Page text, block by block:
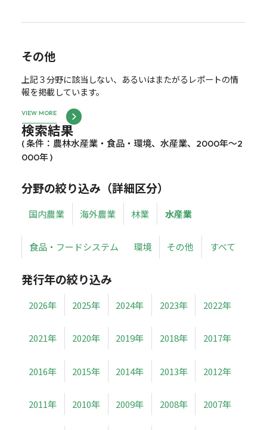
その他
上記３分野に該当しない、あるいはまたがるレポートの情
報を掲載しています。
VIEW MORE
検索結果
( 条件：農林水産業・食品・環境、水産業、2000年～2
000年 )
分野の絞り込み（詳細区分）
国内農業 海外農業 林業 水産業
食品・フードシステム 環境 その他 すべて
発行年の絞り込み
2026年 2025年 2024年 2023年 2022年
2021年 2020年 2019年 2018年 2017年
2016年 2015年 2014年 2013年 2012年
2011年 2010年 2009年 2008年 2007年